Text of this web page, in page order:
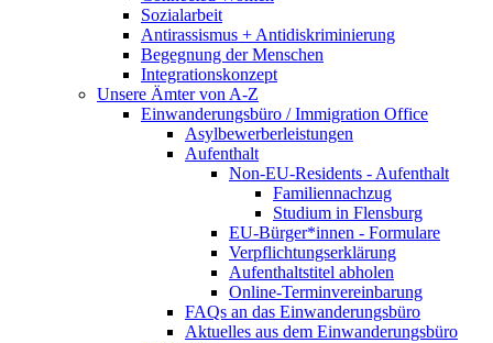
Sozialarbeit
Antirassismus + Antidiskriminierung
Begegnung der Menschen
Integrationskonzept
Unsere Ämter von A-Z
Einwanderungsbüro / Immigration Office
Asylbewerberleistungen
Aufenthalt
Non-EU-Residents - Aufenthalt
Familiennachzug
Studium in Flensburg
EU-Bürger*innen - Formulare
Verpflichtungserklärung
Aufenthaltstitel abholen
Online-Terminvereinbarung
FAQs an das Einwanderungsbüro
Aktuelles aus dem Einwanderungsbüro